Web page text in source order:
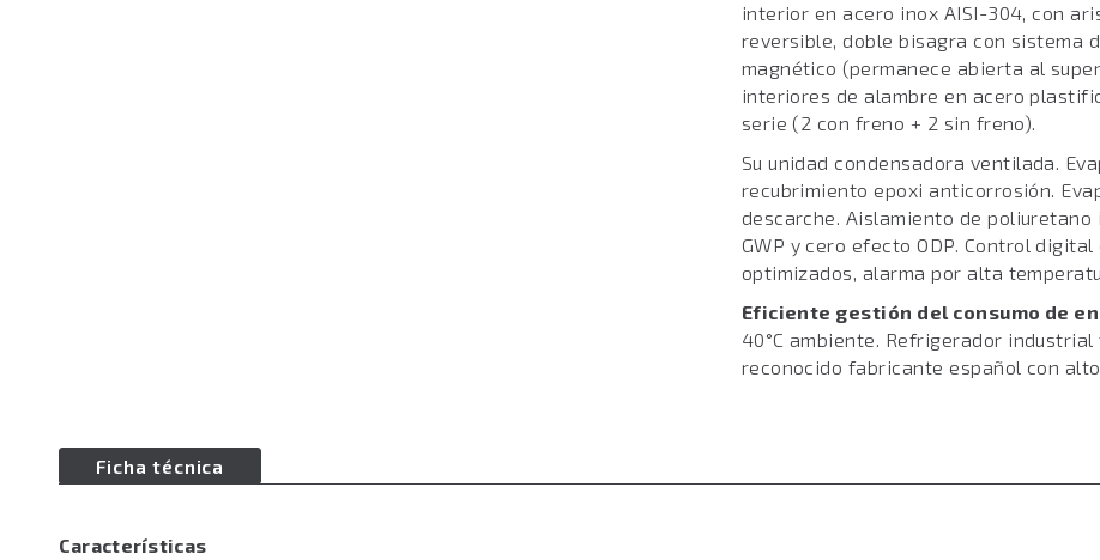
interior en acero inox AISI-304, con
reversible, doble bisagra con sistema
magnético (permanece abierta al
interiores de alambre en acero
serie (2 con freno + 2 sin freno).
Su unidad condensadora ventilada.
recubrimiento epoxi anticorrosión.
descarche. Aislamiento de
GWP y cero efecto ODP. Control
optimizados, alarma por alta
Eficiente gestión del consumo de
40°C ambiente. Refrigerador
reconocido fabricante español con
Ficha técnica
Características